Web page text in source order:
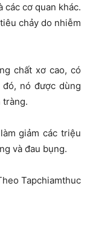
các cơ quan khác.
chảy do nhiễm
chất xơ cao, có
nó được dùng
tràng.
giảm các triệu
và đau bụng.
Tapchiamthuc